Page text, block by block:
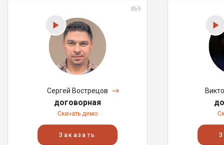
#69
Сергей Вострецов
договорная
Скачать демо
Заказать